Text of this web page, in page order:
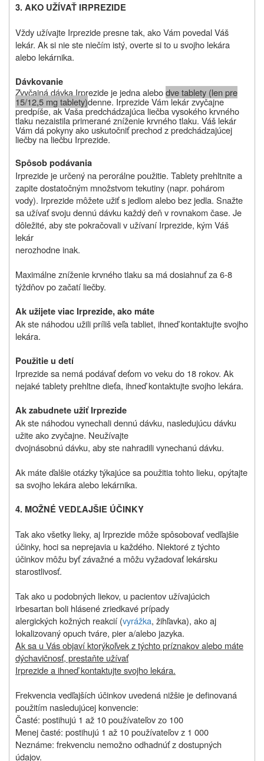
3. AKO UŽÍVAŤ IRPREZIDE
Vždy užívajte Irprezide presne tak, ako Vám povedal Váš
lekár. Ak si nie ste niečím istý, overte si to u svojho lekára
alebo lekárnika.
Dávkovanie
Zvyčajná dávka Irprezide je jedna alebodve tablety (len pre
15/12,5 mg tablety)denne. Irprezide Vám lekár zvyčajne
predpíše, ak Vaša predchádzajúca liečba vysokého krvného
tlaku nezaistila primerané zníženie krvného tlaku. Váš lekár
Vám dá pokyny ako uskutočniť prechod z predchádzajúcej
liečby na liečbu Irprezide.
Spôsob podávania
Irprezide je určený na perorálne použitie. Tablety prehltnite a
zapite dostatočným množstvom tekutiny (napr. pohárom
vody). Irprezide môžete užiť s jedlom alebo bez jedla. Snažte
sa užívať svoju dennú dávku každý deň v rovnakom čase. Je
dôležité, aby ste pokračovali v užívaní Irprezide, kým Váš
lekár
nerozhodne inak.
Maximálne zníženie krvného tlaku sa má dosiahnuť za 6-8
týždňov po začatí liečby.
Ak užijete viac Irprezide, ako máte
Ak ste náhodou užili príliš veľa tabliet, ihneď kontaktujte svojho
lekára.
Použitie u detí
Irprezide sa nemá podávať deťom vo veku do 18 rokov. Ak
nejaké tablety prehltne dieťa, ihneď kontaktujte svojho lekára.
Ak zabudnete užiť Irprezide
Ak ste náhodou vynechali dennú dávku, nasledujúcu dávku
užite ako zvyčajne. Neužívajte
dvojnásobnú dávku, aby ste nahradili vynechanú dávku.
Ak máte ďalšie otázky týkajúce sa použitia tohto lieku, opýtajte
sa svojho lekára alebo lekárnika.
4. MOŽNÉ VEDĽAJŠIE ÚČINKY
Tak ako všetky lieky, aj Irprezide môže spôsobovať vedľajšie
účinky, hoci sa neprejavia u každého. Niektoré z týchto
účinkov môžu byť závažné a môžu vyžadovať lekársku
starostlivosť.
Tak ako u podobných liekov, u pacientov užívajúcich
irbesartan boli hlásené zriedkavé prípady
alergických kožných reakcií (vyrážka, žihľavka), ako aj
lokalizovaný opuch tváre, pier a/alebo jazyka.
Ak sa u Vás objaví ktorýkoľvek z týchto príznakov alebo máte
dýchavičnosť, prestaňte užívať
Irprezide a ihneď kontaktujte svojho lekára.
Frekvencia vedľajších účinkov uvedená nižšie je definovaná
použitím nasledujúcej konvencie:
Časté: postihujú 1 až 10 používateľov zo 100
Menej časté: postihujú 1 až 10 používateľov z 1 000
Neznáme: frekvenciu nemožno odhadnúť z dostupných
údajov.